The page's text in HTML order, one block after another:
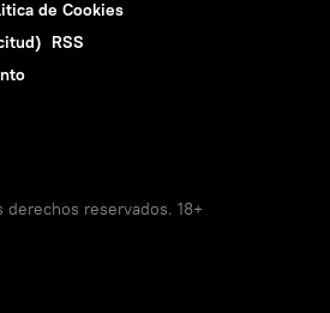
de Cookies
RSS
reservados. 18+